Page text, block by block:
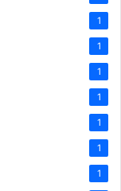
1
1
1
1
1
1
1